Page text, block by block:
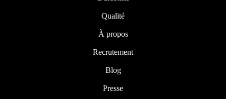
Qualité
À propos
Recrutement
Blog
Presse